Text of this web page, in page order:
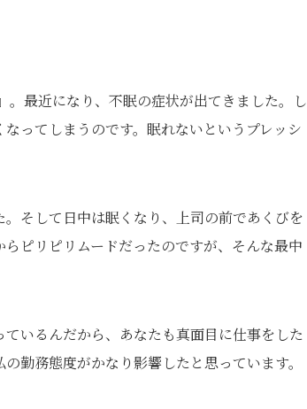
。最近になり、不眠の症状が出てきました。し
ってしまうのです。眠れないというプレッシ
そして日中は眠くなり、上司の前であくびを
ピリピリムードだったのですが、そんな最中
いるんだから、あなたも真面目に仕事をした
勤務態度がかなり影響したと思っています。